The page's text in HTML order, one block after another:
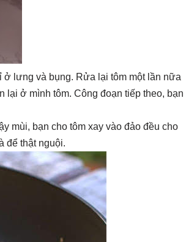
ở lưng và bụng. Rửa lại tôm một lần nữa
lại ở mình tôm. Công đoạn tiếp theo, bạn
mùi, bạn cho tôm xay vào đảo đều cho
để thật nguội.